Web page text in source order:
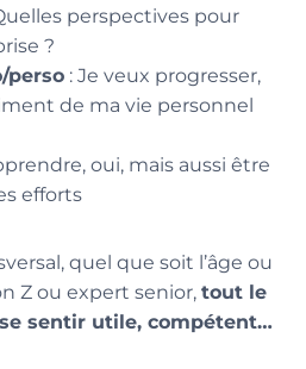
perspectives pour
?
perso : Je veux progresser,
de ma vie personnel
oui, mais aussi être
efforts
quel que soit l’âge ou
Z ou expert senior, tout le
sentir utile, compétent…